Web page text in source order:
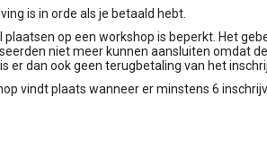
is in orde als je betaald hebt.
plaatsen op een workshop is beperkt. Het
niet meer kunnen aansluiten omdat
er dan ook geen terugbetaling van het
vindt plaats wanneer er minstens 6